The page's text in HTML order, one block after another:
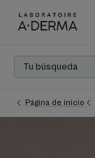
Página de inicio